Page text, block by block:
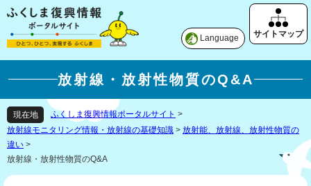
Language
放射線・放射性物質のQ&A
現在地 ふくしま復興情報ポータルサイト >
放射線モニタリング情報・放射線の基礎知識 > 放射能、放射線、放射性物質の
違い >
放射線・放射性物質のQ&A